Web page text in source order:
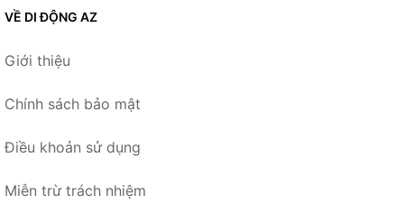
VỀ DI ĐỘNG AZ
Giới thiệu
Chính sách bảo mật
Điều khoản sử dụng
Miễn trừ trách nhiệm